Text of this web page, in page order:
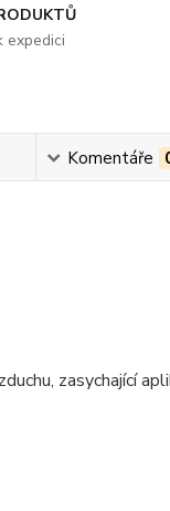
expedici
Komentáře
zasychající